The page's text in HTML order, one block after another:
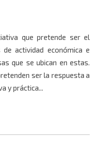
que pretende ser el
actividad económica e
que se ubican en estas.
ser la respuesta a
y práctica...